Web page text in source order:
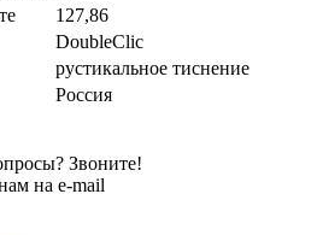
127,86
DoubleClic
рустикальное тиснение
Россия
Звоните!
на e-mail